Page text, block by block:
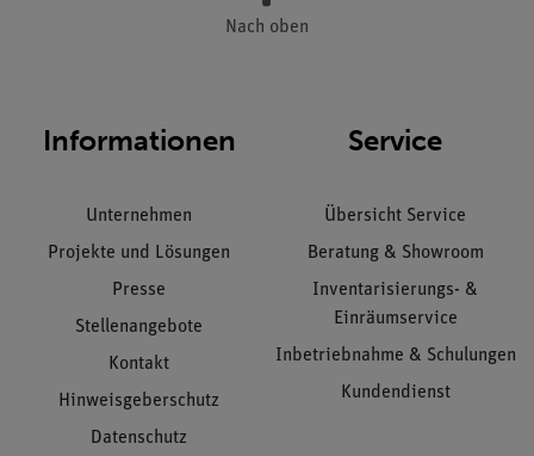
Nach oben
Informationen
Unternehmen
Projekte und Lösungen
Presse
Stellenangebote
Kontakt
Hinweisgeberschutz
Datenschutz
Service
Übersicht Service
Beratung & Showroom
Inventarisierungs- &
Einräumservice
Inbetriebnahme & Schulungen
Kundendienst